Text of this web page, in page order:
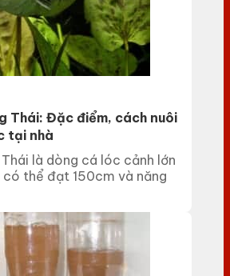
Thái: Đặc điểm, cách nuôi
tại nhà
là dòng cá lóc cảnh lớn
có thể đạt 150cm và năng